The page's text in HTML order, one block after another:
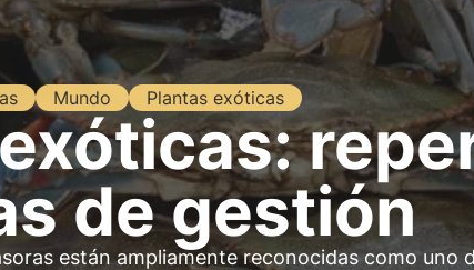
Mundo Plantas exóticas
de gestión
están ampliamente reconocidas como uno